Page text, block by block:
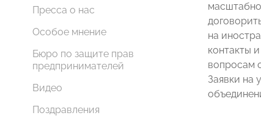
Пресса о нас
Особое мнение
Бюро по защите прав
предпринимателей
Видео
Поздравления
на
контакты
вопросам
Заявки на